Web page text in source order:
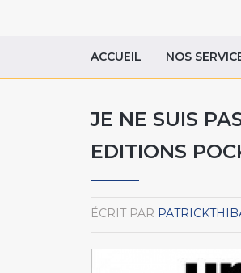
ACCUEIL NOS
JE NE SUIS
EDITIONS
ÉCRIT PAR